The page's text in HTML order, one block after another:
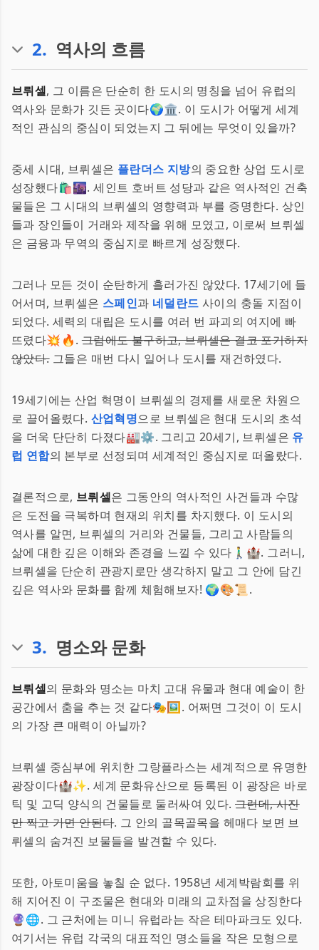
2. 역사의 흐름
브뤼셀, 그 이름은 단순히 한 도시의 명칭을 넘어 유럽의
역사와 문화가 깃든 곳이다🌍🏛. 이 도시가 어떻게 세계
적인 관심의 중심이 되었는지 그 뒤에는 무엇이 있을까?
중세 시대, 브뤼셀은 플란더스 지방의 중요한 상업 도시로
성장했다🛍🌆. 세인트 호버트 성당과 같은 역사적인 건축
물들은 그 시대의 브뤼셀의 영향력과 부를 증명한다. 상인
들과 장인들이 거래와 제작을 위해 모였고, 이로써 브뤼셀
은 금융과 무역의 중심지로 빠르게 성장했다.
그러나 모든 것이 순탄하게 흘러가진 않았다. 17세기에 들
어서며, 브뤼셀은 스페인과 네덜란드 사이의 충돌 지점이
되었다. 세력의 대립은 도시를 여러 번 파괴의 여지에 빠
뜨렸다💥🔥.그럼에도 불구하고, 브뤼셀은 결코 포기하지
않았다.그들은 매번 다시 일어나 도시를 재건하였다.
19세기에는 산업 혁명이 브뤼셀의 경제를 새로운 차원으
로 끌어올렸다. 산업혁명으로 브뤼셀은 현대 도시의 초석
을 더욱 단단히 다졌다🏭⚙️. 그리고 20세기, 브뤼셀은 유
럽 연합의 본부로 선정되며 세계적인 중심지로 떠올랐다.
결론적으로, 브뤼셀은 그동안의 역사적인 사건들과 수많
은 도전을 극복하며 현재의 위치를 차지했다. 이 도시의
역사를 알면, 브뤼셀의 거리와 건물들, 그리고 사람들의
삶에 대한 깊은 이해와 존경을 느낄 수 있다🚶‍♂️🏰. 그러니,
브뤼셀을 단순히 관광지로만 생각하지 말고 그 안에 담긴
깊은 역사와 문화를 함께 체험해보자! 🌍🎨📜.
3. 명소와 문화
브뤼셀의 문화와 명소는 마치 고대 유물과 현대 예술이 한
공간에서 춤을 추는 것 같다🎭🖼. 어쩌면 그것이 이 도시
의 가장 큰 매력이 아닐까?
브뤼셀 중심부에 위치한 그랑플라스는 세계적으로 유명한
광장이다🏰✨. 세계 문화유산으로 등록된 이 광장은 바로
틱 및 고딕 양식의 건물들로 둘러싸여 있다. 그런데, 사진
만 찍고 가면 안된다. 그 안의 골목골목을 헤매다 보면 브
뤼셀의 숨겨진 보물들을 발견할 수 있다.
또한, 아토미움을 놓칠 순 없다. 1958년 세계박람회를 위
해 지어진 이 구조물은 현대와 미래의 교차점을 상징한다
🔮🌐. 그 근처에는 미니 유럽라는 작은 테마파크도 있다.
여기서는 유럽 각국의 대표적인 명소들을 작은 모형으로